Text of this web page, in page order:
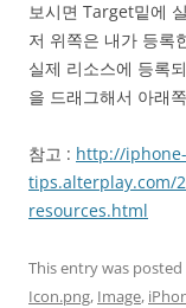
보시면 Target밑에
저 위쪽은 내가 등록
실제 리소스에 등록
을 드래그해서 아래
참고 : http://
tips.alterplay.com/
resources.html
This entry was posted
Icon.png, Image,